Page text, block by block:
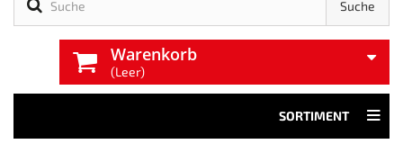
Suche
Warenkorb
(Leer)
SORTIMENT